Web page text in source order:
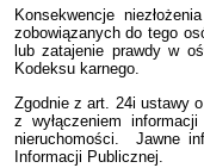
Konsekwencje
zobowiązanych do tego
lub zatajenie prawdy w
Kodeksu karnego.
Zgodnie z art. 24i ustawy
z wyłączeniem
nieruchomości. Jawne
Informacji Publicznej.